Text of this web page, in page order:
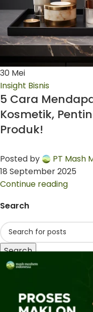
30 Mei
Insight Bisnis
5 Cara
Kosmetik,
Produk!
Posted by
PT Mash
18 September 2025
Continue reading
Search
Search